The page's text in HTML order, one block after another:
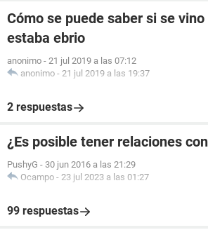
Cómo se puede saber si se
estaba ebrio
anonimo - 21 jul 2019 a las 07:12
anonimo - 21 jul 2019 a las 19:37
2 respuestas
¿Es posible tener relaciones
PushyG - 30 jun 2016 a las 21:29
Ocampo - 23 jul 2023 a las 01:27
99 respuestas